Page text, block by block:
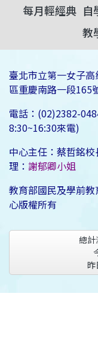
每月輕經典 自
教
臺北市立第一女子
區重慶南路一段165
電話：(02)2382-
8:30~16:30來電)
中心主任：蔡哲銘
理： 謝郁卿小姐
教育部國民及學前
心版權所有
總計
昨